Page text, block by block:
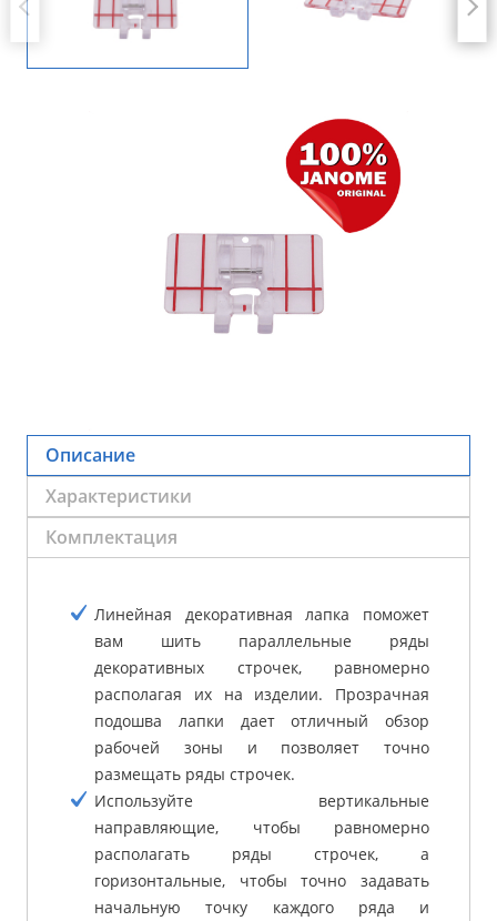
Описание
Характеристики
Комплектация
Линейная декоративная лапка поможет
вам шить параллельные ряды
декоративных строчек, равномерно
располагая их на изделии. Прозрачная
подошва лапки дает отличный обзор
рабочей зоны и позволяет точно
размещать ряды строчек.
Используйте вертикальные
направляющие, чтобы равномерно
располагать ряды строчек, а
горизонтальные, чтобы точно задавать
начальную точку каждого ряда и